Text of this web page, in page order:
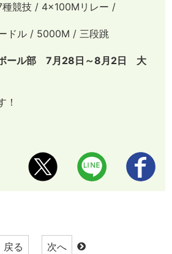
競技 / 4×100Mリレー /
ドル / 5000M / 三段跳
ボール部 7月28日～8月2日 大
！